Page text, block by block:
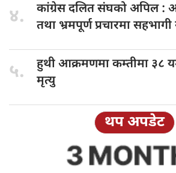
४. कांग्रेस दलितसंघको अपिल :
तथा भ्रमपूर्ण प्रचारमा
५. हुथी आक्रमणमाकम्तीमा ३८
मृत्यु
थप अपडेट